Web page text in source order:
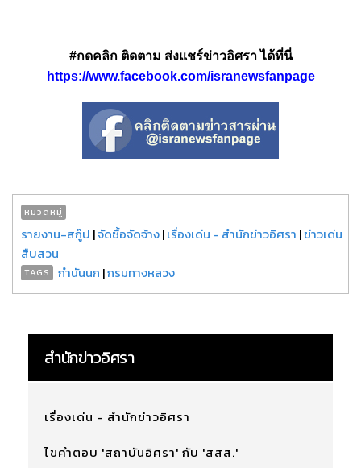
#กดคลิก ติดตาม ส่งแชร์ข่าวอิศรา ได้ที่นี่
https://www.facebook.com/isranewsfanpage
หมวดหมู่
รายงาน-สกู๊ป |จัดซื้อจัดจ้าง|เรื่องเด่น - สำนักข่าวอิศรา |ข่าวเด่น
สืบสวน
TAGS กำนันนก |กรมทางหลวง
สำนักข่าวอิศรา
เรื่องเด่น - สำนักข่าวอิศรา
ไขคำตอบ 'สถาบันอิศรา' กับ 'สสส.'